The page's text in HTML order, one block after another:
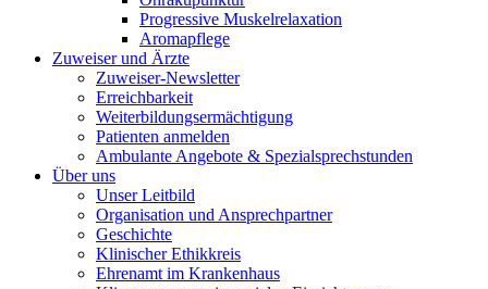
Progressive Muskelrelaxation
Aromapflege
Zuweiser und Ärzte
Zuweiser-Newsletter
Erreichbarkeit
Weiterbildungsermächtigung
Patienten anmelden
Ambulante Angebote & Spezialsprechstunden
Über uns
Unser Leitbild
Organisation und Ansprechpartner
Geschichte
Klinischer Ethikkreis
Ehrenamt im Krankenhaus